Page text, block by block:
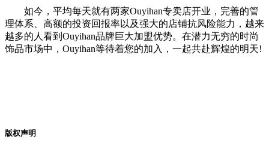
如今，平均每天就有两家Ouyihan专卖店开业，完善的管
理体系、高额的投资回报率以及强大的店铺抗风险能力，越来
越多的人看到Ouyihan品牌巨大加盟优势。在潜力无穷的时尚
饰品市场中，Ouyihan等待着您的加入，一起共赴辉煌的明天!
版权声明